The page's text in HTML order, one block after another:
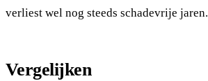
verliest wel nog steeds schadevrije jaren.
Vergelijken